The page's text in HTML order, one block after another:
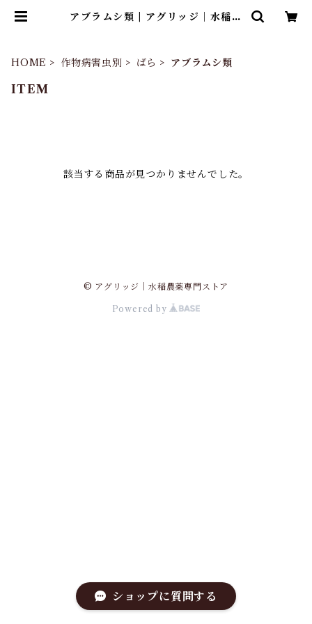
アブラムシ類 | アグリッジ｜水稲農
HOME 作物病害虫別 ばら アブラムシ類
ITEM
該当する商品が見つかりませんでした。
© アグリッジ｜水稲農薬専門ストア
Powered by
ショップに質問する